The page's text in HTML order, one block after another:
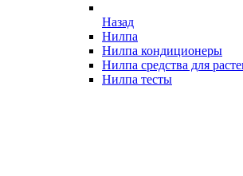
Назад
Нилпа
Нилпа кондиционеры
Нилпа средства для
Нилпа тесты